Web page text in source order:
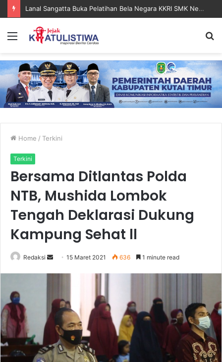
Lanal Sangatta Gelar Khitan Massal Gratis di Desa Muara Bengalon
Menu
Home / Terkini
Terkini
Bersama Ditlantas Polda
NTB, Mushida Lombok
Tengah Deklarasi Dukung
Kampung Sehat ll
Redaksi
Send15 Maret 2021 636 1 minute read